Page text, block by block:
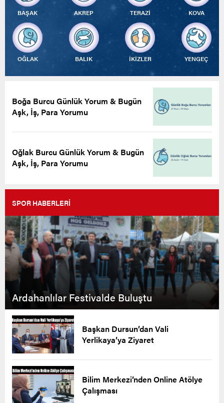
BAŞAK AKREP TERAZİ KOVA
OĞLAK BALIK İKİZLER YENGEÇ
Boğa Burcu Günlük Yorum & Bugün
Aşk, İş, Para Yorumu
Oğlak Burcu Günlük Yorum & Bugün
Aşk, İş, Para Yorumu
SPOR HABERLERİ
Ardahanlılar Festivalde Buluştu
Başkan Dursun’dan Vali
Yerlikaya’ya Ziyaret
Bilim Merkezi’nden Online Atölye
Çalışması